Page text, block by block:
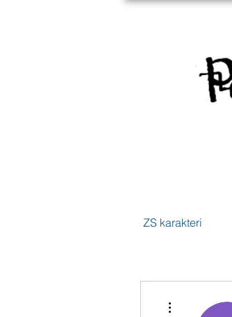
ZS karakteri